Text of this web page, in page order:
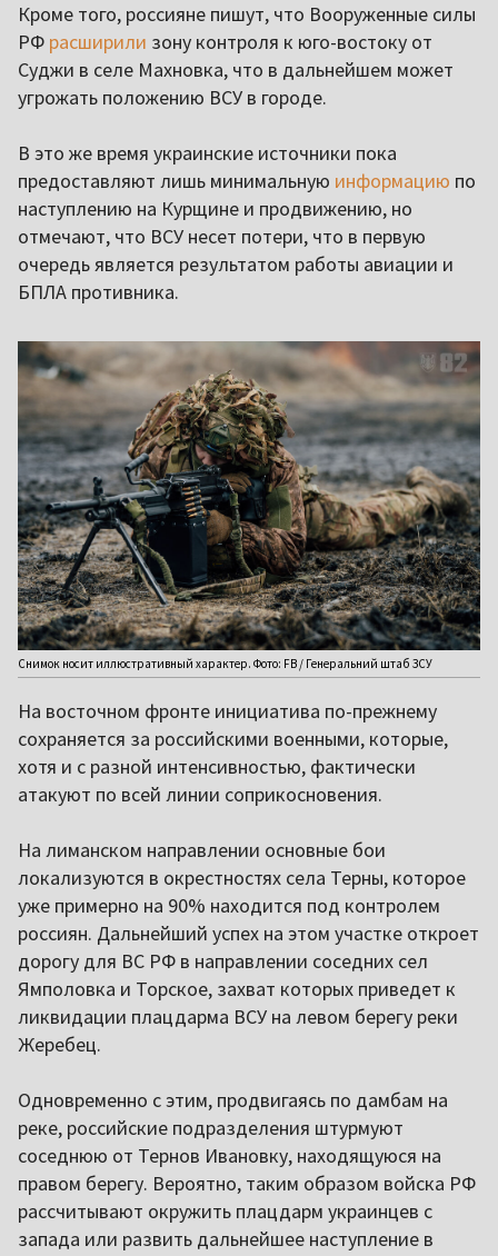
Кроме того, россияне пишут, что Вооруженные силы
РФ расширили зону контроля к юго-востоку от
Суджи в селе Махновка, что в дальнейшем может
угрожать положению ВСУ в городе.
В это же время украинские источники пока
предоставляют лишь минимальную информацию по
наступлению на Курщине и продвижению, но
отмечают, что ВСУ несет потери, что в первую
очередь является результатом работы авиации и
БПЛА противника.
Снимок носит иллюстративный характер. Фото: FB / Генеральний штаб ЗСУ
На восточном фронте инициатива по-прежнему
сохраняется за российскими военными, которые,
хотя и с разной интенсивностью, фактически
атакуют по всей линии соприкосновения.
На лиманском направлении основные бои
локализуются в окрестностях села Терны, которое
уже примерно на 90% находится под контролем
россиян. Дальнейший успех на этом участке откроет
дорогу для ВС РФ в направлении соседних сел
Ямполовка и Торское, захват которых приведет к
ликвидации плацдарма ВСУ на левом берегу реки
Жеребец.
Одновременно с этим, продвигаясь по дамбам на
реке, российские подразделения штурмуют
соседнюю от Тернов Ивановку, находящуюся на
правом берегу. Вероятно, таким образом войска РФ
рассчитывают окружить плацдарм украинцев с
запада или развить дальнейшее наступление в